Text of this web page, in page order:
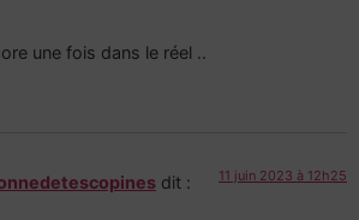
une fois dans le réel ..
dit : 11 juin 2023 à 12h25